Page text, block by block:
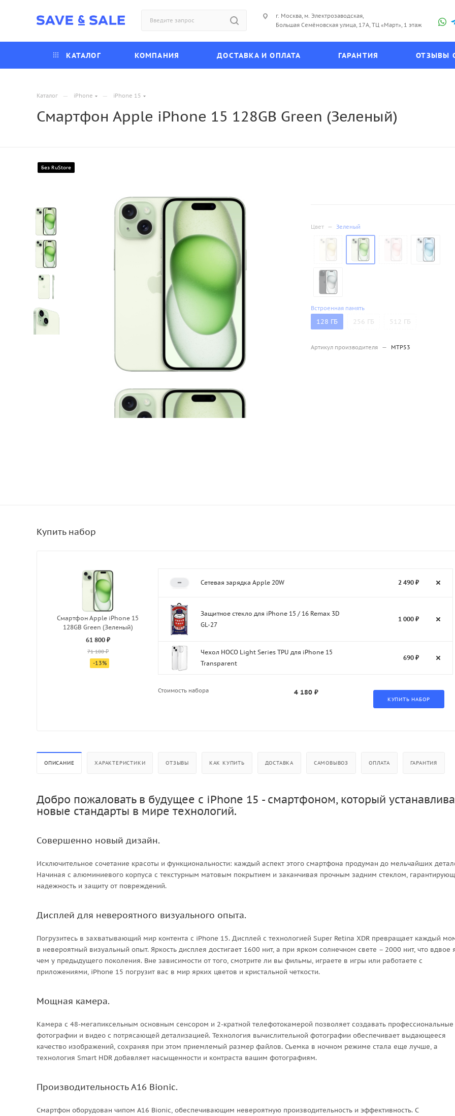
г. Москва, м. Электрозаводская,
Большая Семёновская улица, 17А, ТЦ «Март», 1 этаж
КАТАЛОГ КОМПАНИЯ ДОСТАВКА И ОПЛАТА ГАРАНТИЯ ОТЗЫВЫ
Каталог — iPhone — iPhone 15
Смартфон Apple iPhone 15 128GB Green (Зеленый)
Без RuStore
Цвет — Зеленый
Встроенная память
128 ГБ 256 ГБ 512 ГБ
Артикул производителя — MTP53
Смартфон Apple iPhone 15
128GB Green (Зеленый)
61 800 ₽
71 100 ₽
-13%
Сетевая зарядка Apple 20W 2 490 ₽
Защитное стекло для iPhone 15 / 16 Remax 3D
GL-27
1 000 ₽
Чехол HOCO Light Series TPU для iPhone 15
Transparent
690 ₽
Стоимость набора 4 180 ₽
ОПИСАНИЕ ХАРАКТЕРИСТИКИ ОТЗЫВЫ КАК КУПИТЬ ДОСТАВКА САМОВЫВОЗ ОПЛАТА ГАРАНТИЯ
Добро пожаловать в будущее с iPhone 15 - смартфоном, который
новые стандарты в мире технологий.
Совершенно новый дизайн.
Исключительное сочетание красоты и функциональности: каждый аспект этого смартфона продуман до мельчайших
Начиная с алюминиевого корпуса с текстурным матовым покрытием и заканчивая прочным задним стеклом,
надежность и защиту от повреждений.
Дисплей для невероятного визуального опыта.
Погрузитесь в захватывающий мир контента с iPhone 15. Дисплей с технологией Super Retina XDR превращает каждый
в невероятный визуальный опыт. Яркость дисплея достигает 1600 нит, а при ярком солнечном свете – 2000 нит, что вдвое
чем у предыдущего поколения. Вне зависимости от того, смотрите ли вы фильмы, играете в игры или работаете с
приложениями, iPhone 15 погрузит вас в мир ярких цветов и кристальной четкости.
Мощная камера.
Камера с 48-мегапиксельным основным сенсором и 2-кратной телефотокамерой позволяет создавать профессиональные
фотографии и видео с потрясающей детализацией. Технология вычислительной фотографии обеспечивает выдающееся
качество изображений, сохраняя при этом приемлемый размер файлов. Съемка в ночном режиме стала еще лучше, а
технология Smart HDR добавляет насыщенности и контраста вашим фотографиям.
Производительность A16 Bionic.
Смартфон оборудован чипом A16 Bionic, обеспечивающим невероятную производительность и эффективность. С